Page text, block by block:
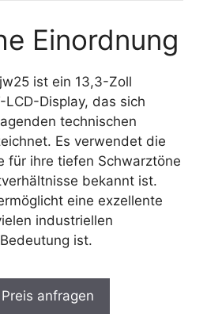
Einordnung
ist ein 13,3-Zoll
Display, das sich
technischen
Es verwendet die
für ihre tiefen Schwarztöne
bekannt ist.
eine exzellente
industriellen
ist.
anfragen